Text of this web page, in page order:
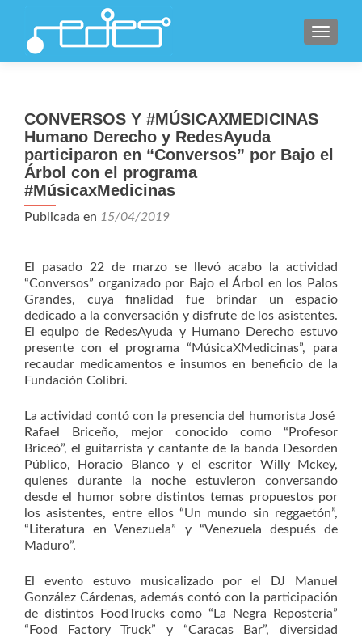
CONVERSOS Y #MÚSICAXMEDICINAS
Humano Derecho y RedesAyuda
participaron en “Conversos” por Bajo el
Árbol con el programa
#MúsicaxMedicinas
Publicada en 15/04/2019
El pasado 22 de marzo se llevó acabo la actividad
“Conversos” organizado por Bajo el Árbol en los Palos
Grandes, cuya finalidad fue brindar un espacio
dedicado a la conversación y disfrute de los asistentes.
El equipo de RedesAyuda y Humano Derecho estuvo
presente con el programa “MúsicaXMedicinas”, para
recaudar medicamentos e insumos en beneficio de la
Fundación Colibrí.
La actividad contó con la presencia del humorista José
Rafael Briceño, mejor conocido como “Profesor
Briceó”, el guitarrista y cantante de la banda Desorden
Público, Horacio Blanco y el escritor Willy Mckey,
quienes durante la noche estuvieron conversando
desde el humor sobre distintos temas propuestos por
los asistentes, entre ellos “Un mundo sin reggaetón”,
“Literatura en Venezuela” y “Venezuela después de
Maduro”.
El evento estuvo musicalizado por el DJ Manuel
González Cárdenas, además contó con la participación
de distintos FoodTrucks como “La Negra Repostería”
“Food Factory Truck” y “Caracas Bar”, diversidad